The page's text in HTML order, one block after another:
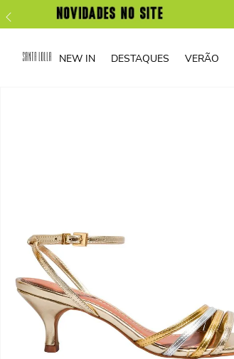
NEW IN DESTAQUES VERÃO